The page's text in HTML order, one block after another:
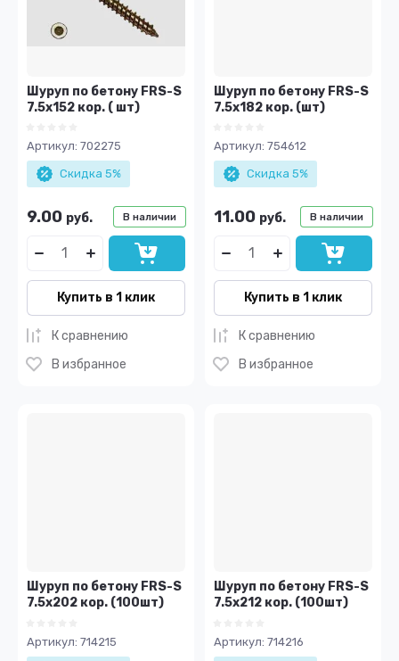
Название - А-Я
Шуруп по бетону FRS-S
7.5х152 кор. ( шт)
Артикул: 702275
Скидка 5%
В наличии
9.00 руб.
Купить в 1 клик
К сравнению
В избранное
Шуруп по бетону FRS-S
7.5х182 кор. (шт)
Артикул: 754612
Скидка 5%
В наличии
11.00 руб.
Купить в 1 клик
К сравнению
В избранное
Шуруп по бетону FRS-S
7.5х202 кор. (100шт)
Артикул: 714215
Шуруп по бетону FRS-S
7.5х212 кор. (100шт)
Артикул: 714216